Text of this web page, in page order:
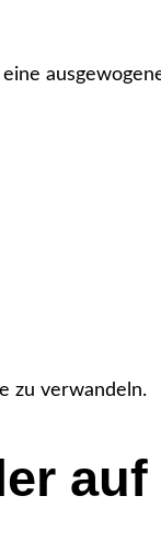
zu verwandeln.
auf